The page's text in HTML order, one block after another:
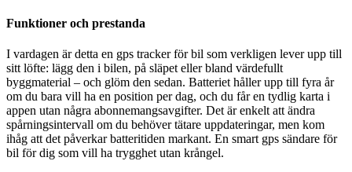
Funktioner och prestanda
I vardagen är detta en gps tracker för bil som verkligen lever upp till
sitt löfte: lägg den i bilen, på släpet eller bland värdefullt
byggmaterial – och glöm den sedan. Batteriet håller upp till fyra år
om du bara vill ha en position per dag, och du får en tydlig karta i
appen utan några abonnemangsavgifter. Det är enkelt att ändra
spårningsintervall om du behöver tätare uppdateringar, men kom
ihåg att det påverkar batteritiden markant. En smart gps sändare för
bil för dig som vill ha trygghet utan krångel.